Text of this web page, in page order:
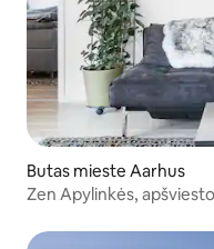
Butas mieste Aarhus
Zen Apylinkės,